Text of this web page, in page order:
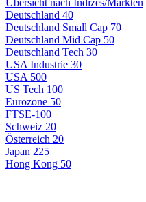
Übersicht nach Indizes/Märkten
Deutschland 40
Deutschland Small Cap 70
Deutschland Mid Cap 50
Deutschland Tech 30
USA Industrie 30
USA 500
US Tech 100
Eurozone 50
FTSE-100
Schweiz 20
Österreich 20
Japan 225
Hong Kong 50